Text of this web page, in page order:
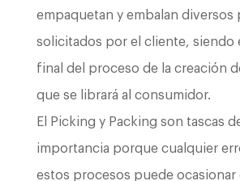
empaquetan y embalan diversos
solicitados por el cliente, siendo
final del proceso de la creación
que se librará al consumidor.
El Picking y Packing son tascas
importancia porque cualquier
estos procesos puede ocasionar